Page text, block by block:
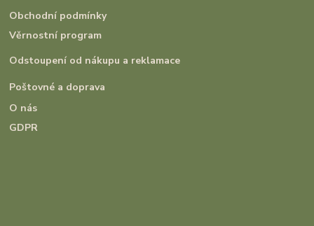
Obchodní podmínky
Věrnostní program
Odstoupení od nákupu a reklamace
Poštovné a doprava
O nás
GDPR